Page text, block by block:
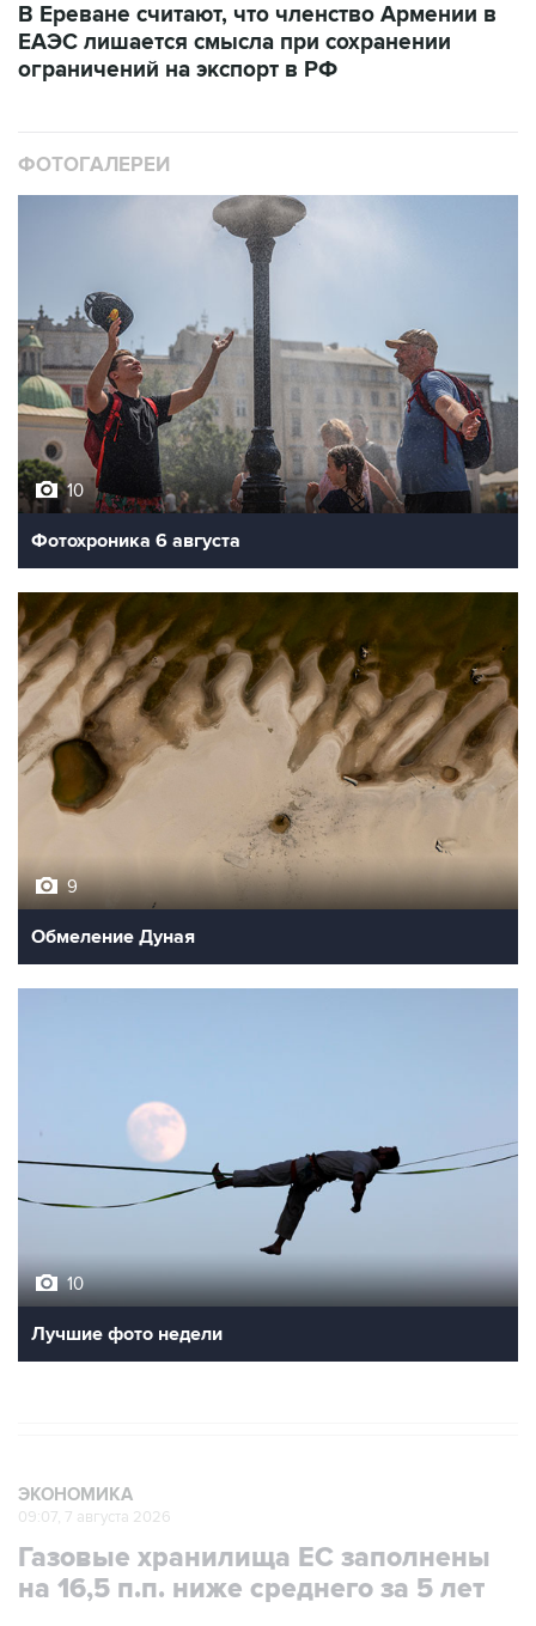
В Ереване считают, что членство Армении в
ЕАЭС лишается смысла при сохранении
ограничений на экспорт в РФ
ФОТОГАЛЕРЕИ
10
Фотохроника 6 августа
9
Обмеление Дуная
10
Лучшие фото недели
ЭКОНОМИКА
09:07, 7 августа 2026
Газовые хранилища ЕС заполнены
на 16,5 п.п. ниже среднего за 5 лет